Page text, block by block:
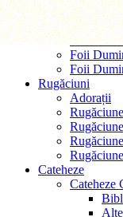
Foii Duminicale
Foii
Foii
Foii
Rugăciuni
Adorații
Cateheze
Cateheze